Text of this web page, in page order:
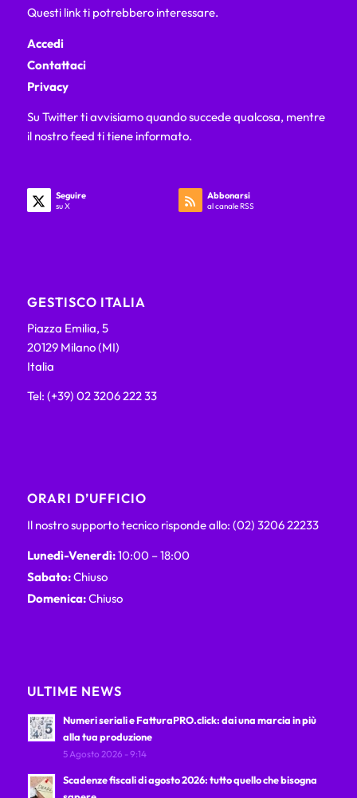
Questi link ti potrebbero interessare.
Accedi
Contattaci
Privacy
Su Twitter ti avvisiamo quando succede qualcosa, mentre
il nostro feed ti tiene informato.
Seguire
su X
Abbonarsi
al canale RSS
GESTISCO ITALIA
Piazza Emilia, 5
20129 Milano (MI)
Italia
Tel: (+39) 02 3206 222 33
ORARI D’UFFICIO
Il nostro supporto tecnico risponde allo: (02) 3206 22233
Lunedì-Venerdì:10:00 – 18:00
Sabato:Chiuso
Domenica:Chiuso
ULTIME NEWS
Numeri seriali e FatturaPRO.click: dai una marcia in più
alla tua produzione
5 Agosto 2026 - 9:14
Scadenze fiscali di agosto 2026: tutto quello che bisogna